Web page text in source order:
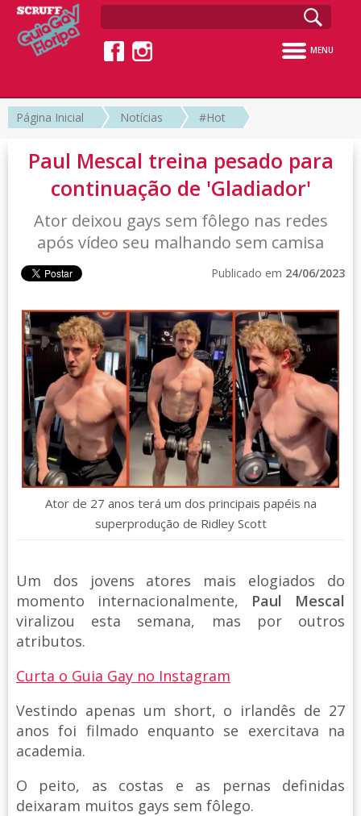
MENU
Página Inicial Notícias #Hot
Paul Mescal treina pesado para
continuação de 'Gladiador'
Ator deixou gays sem fôlego nas redes
após vídeo seu malhando sem camisa
Publicado em 24/06/2023
Ator de 27 anos terá um dos principais papéis na
superprodução de Ridley Scott
Um dos jovens atores mais elogiados do
momento internacionalmente, Paul Mescal
viralizou esta semana, mas por outros
atributos.
Curta o Guia Gay no Instagram
Vestindo apenas um short, o irlandês de 27
anos foi filmado enquanto se exercitava na
academia.
O peito, as costas e as pernas definidas
deixaram muitos gays sem fôlego.